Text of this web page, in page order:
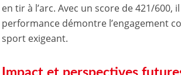
en tir à l’arc. Avec un score de 421/
performance démontre l’engagement
sport exigeant.
Impact et perspectives